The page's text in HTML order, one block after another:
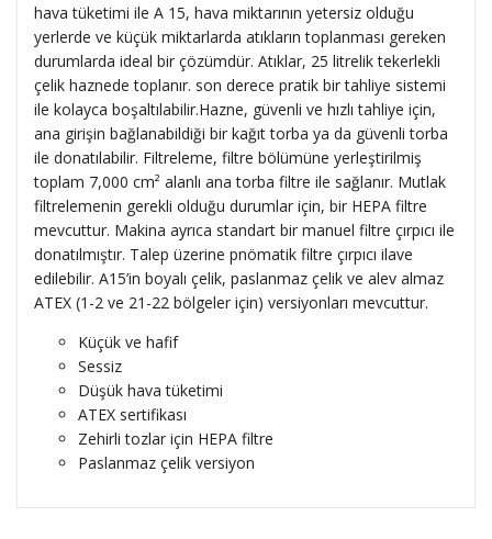
hava tüketimi ile A 15, hava miktarının yetersiz olduğu
yerlerde ve küçük miktarlarda atıkların toplanması gereken
durumlarda ideal bir çözümdür. Atıklar, 25 litrelik tekerlekli
çelik haznede toplanır. son derece pratik bir tahliye sistemi
ile kolayca boşaltılabilir.Hazne, güvenli ve hızlı tahliye için,
ana girişin bağlanabildiği bir kağıt torba ya da güvenli torba
ile donatılabilir. Filtreleme, filtre bölümüne yerleştirilmiş
toplam 7,000 cm² alanlı ana torba filtre ile sağlanır. Mutlak
filtrelemenin gerekli olduğu durumlar için, bir HEPA filtre
mevcuttur. Makina ayrıca standart bir manuel filtre çırpıcı ile
donatılmıştır. Talep üzerine pnömatik filtre çırpıcı ilave
edilebilir. A15’in boyalı çelik, paslanmaz çelik ve alev almaz
ATEX (1-2 ve 21-22 bölgeler için) versiyonları mevcuttur.
Küçük ve hafif
Sessiz
Düşük hava tüketimi
ATEX sertifikası
Zehirli tozlar için HEPA filtre
Paslanmaz çelik versiyon